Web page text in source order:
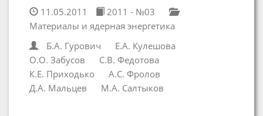
11.05.2011
2011 - №03
Материалы и ядерная энергетика
Б.А. Гурович
Е.А. Кулешова
О.О. Забусов
С.В. Федотова
К.Е. Приходько
А.С. Фролов
Д.А. Мальцев
М.А. Салтыков